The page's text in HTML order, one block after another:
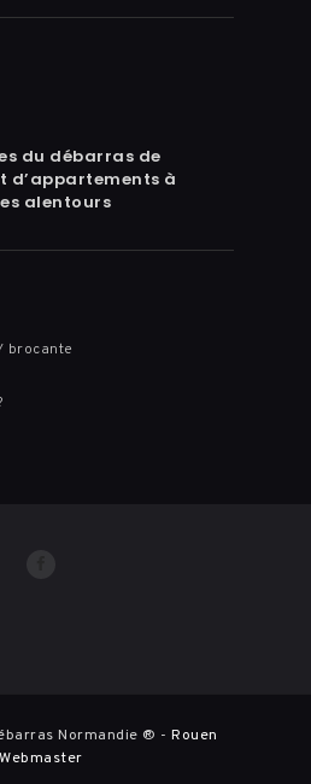
du débarras de
d’appartements à
alentours
brocante
Normandie ® - Rouen
Webmaster